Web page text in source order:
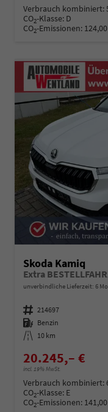
Verbrauch kombiniert:
CO2-Klasse: D
CO2-Emissionen:
Skoda Kamiq
Extra
unverbindliche Lieferzeit: 6
Fahrzeugnummer 214697
Kraftstoff Benzin
Kilometerstand 10 km
20.245,– €
incl. 19% MwSt.
Verbrauch kombiniert:
CO2-Klasse: E
CO2-Emissionen: